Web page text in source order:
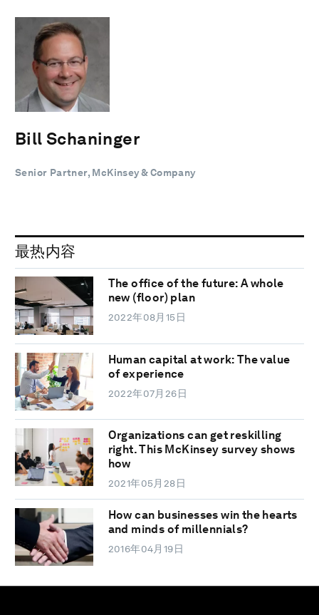
Bill Schaninger
Senior Partner, McKinsey & Company
最热内容
The office of the future: A whole
new (floor) plan
2022年08月15日
Human capital at work: The value
of experience
2022年07月26日
Organizations can get reskilling
right. This McKinsey survey shows
how
2021年05月28日
How can businesses win the hearts
and minds of millennials?
2016年04月19日